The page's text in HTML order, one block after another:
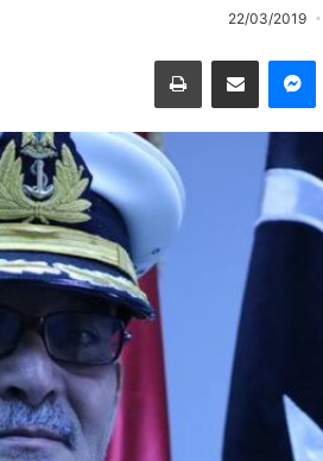
22/03/2019
ماسنجر مشاركة عبر البريد طباعة